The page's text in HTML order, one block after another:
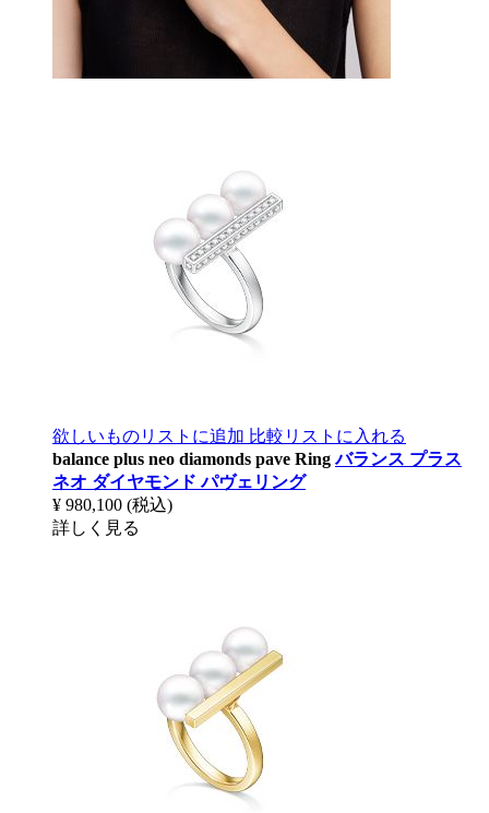
欲しいものリストに追加 比較リストに入れる
balance plus neo diamonds pave Ring バランス プラス
ネオ ダイヤモンド パヴェリング
¥ 980,100 (税込)
詳しく見る